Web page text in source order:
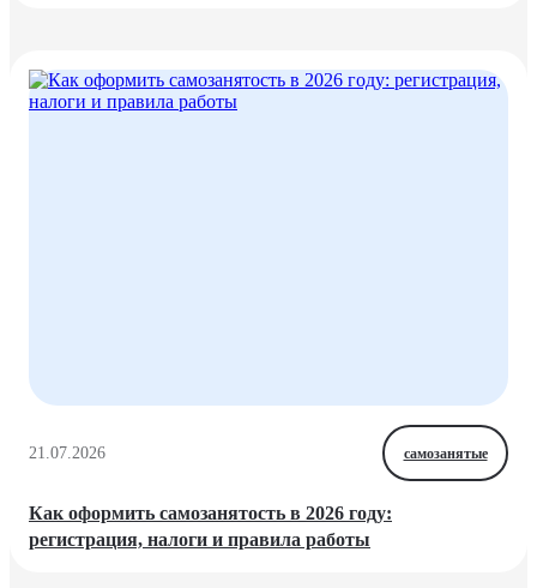
21.07.2026 самозанятые
Как оформить самозанятость в 2026 году:
регистрация, налоги и правила работы